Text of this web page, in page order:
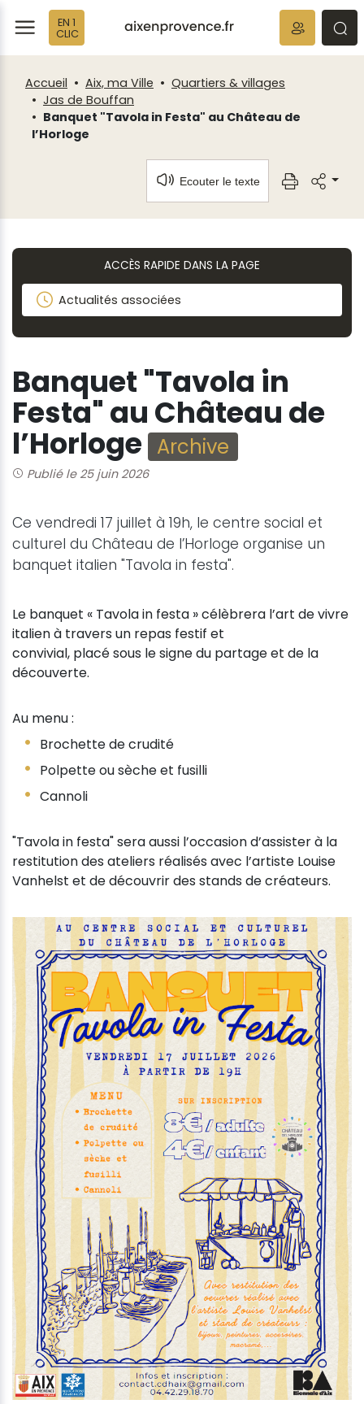
EN 1
CLIC
Accueil Aix, ma Ville
Quartiers & villages
Jas de Bouffan
Banquet "Tavola in Festa" au Château de
l’Horloge
Ecouter le texte
ACCÈS RAPIDE DANS LA PAGE
Actualités associées
Banquet "Tavola in
Festa" au Château de
l’Horloge Archive
Publié le 25 juin 2026
Ce vendredi 17 juillet à 19h, le centre social et
culturel du Château de l’Horloge organise un
banquet italien "Tavola in festa".
Le banquet « Tavola in festa » célèbrera l’art de vivre
italien à travers un repas festif et
convivial, placé sous le signe du partage et de la
découverte.
Au menu :
Brochette de crudité
Polpette ou sèche et fusilli
Cannoli
"Tavola in festa" sera aussi l’occasion d’assister à la
restitution des ateliers réalisés avec l’artiste Louise
Vanhelst et de découvrir des stands de créateurs.
Fenêtre
de
chat
Panneau de gestion des cookies